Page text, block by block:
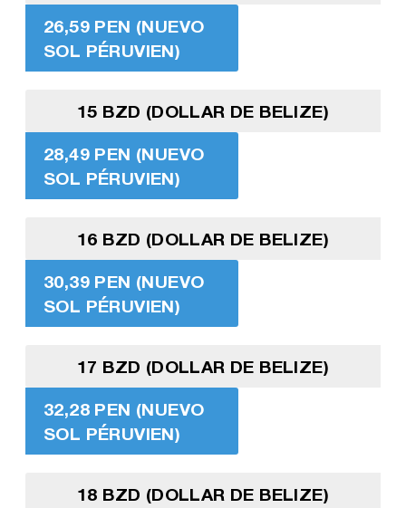
26,59 PEN (NUEVO
SOL PÉRUVIEN)
15 BZD (DOLLAR DE BELIZE)
28,49 PEN (NUEVO
SOL PÉRUVIEN)
16 BZD (DOLLAR DE BELIZE)
30,39 PEN (NUEVO
SOL PÉRUVIEN)
17 BZD (DOLLAR DE BELIZE)
32,28 PEN (NUEVO
SOL PÉRUVIEN)
18 BZD (DOLLAR DE BELIZE)